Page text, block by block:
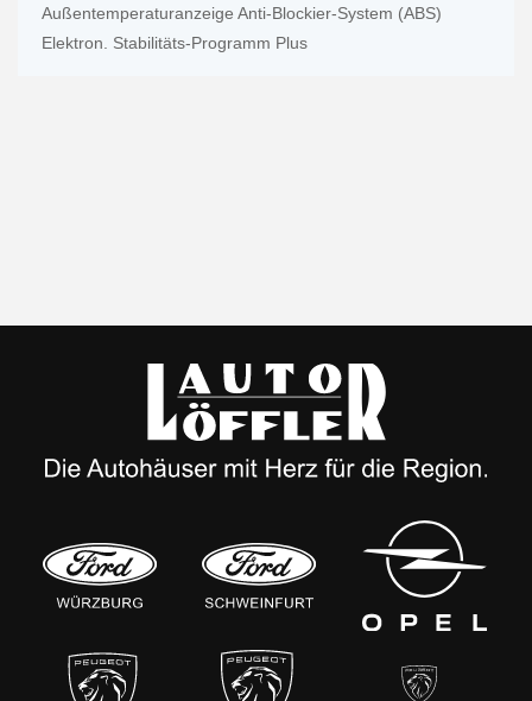
Außentemperaturanzeige Anti-Blockier-System (ABS)
Elektron. Stabilitäts-Programm Plus